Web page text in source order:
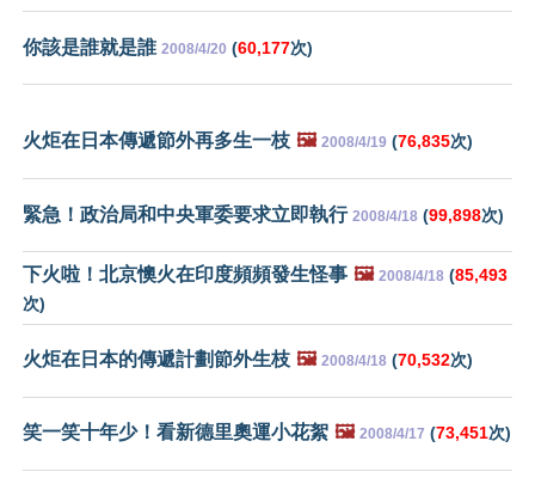
你該是誰就是誰 2008/4/20 (60,177次)
火炬在日本傳遞節外再多生一枝 🖼️ 2008/4/19 (76,835次)
緊急！政治局和中央軍委要求立即執行 2008/4/18 (99,898次)
下火啦！北京懊火在印度頻頻發生怪事 🖼️ 2008/4/18 (85,493
次)
火炬在日本的傳遞計劃節外生枝 🖼️ 2008/4/18 (70,532次)
笑一笑十年少！看新德里奧運小花絮 🖼️ 2008/4/17 (73,451次)